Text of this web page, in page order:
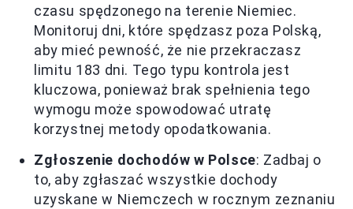
czasu spędzonego na terenie Niemiec.
Monitoruj dni, które spędzasz poza Polską,
aby mieć pewność, że nie przekraczasz
limitu 183 dni. Tego typu kontrola jest
kluczowa, ponieważ brak spełnienia tego
wymogu może spowodować utratę
korzystnej metody opodatkowania.
Zgłoszenie dochodów w Polsce: Zadbaj o
to, aby zgłaszać wszystkie dochody
uzyskane w Niemczech w rocznym zeznaniu